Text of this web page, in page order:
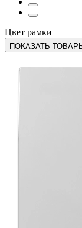
Цвет рамки
ПОКАЗАТЬ